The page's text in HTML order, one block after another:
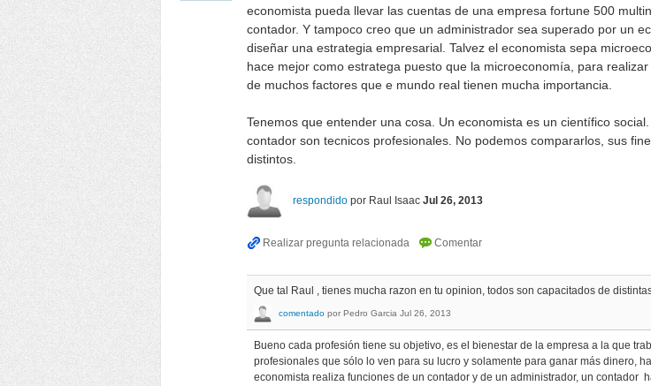
economista pueda llevar las cuentas de una empresa fortune 500
contador. Y tampoco creo que un administrador sea superado por un
diseñar una estrategia empresarial. Talvez el economista sepa
hace mejor como estratega puesto que la microeconomía, para
de muchos factores que e mundo real tienen mucha importancia.
Tenemos que entender una cosa. Un economista es un científico
contador son tecnicos profesionales. No podemos compararlos, sus
distintos.
respondido por Raul Isaac Jul 26, 2013
Que tal Raul , tienes mucha razon en tu opinion, todos son capacitados de
comentado por Pedro Garcia Jul 26, 2013
Bueno cada profesión tiene su objetivo, es el bienestar de la empresa a la que
profesionales que sólo lo ven para su lucro y solamente para ganar más dinero,
economista realiza funciones de un contador y de un administrador, un contador